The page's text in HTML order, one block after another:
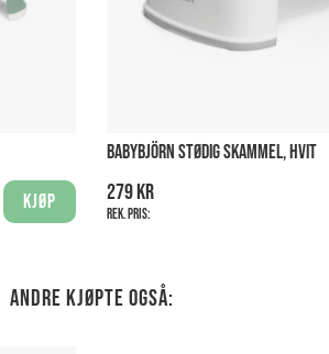
Kjøp
BABYBJÖRN STØDIG SKAMMEL, HVIT
279 kr
Rek. pris:
Andre kjøpte også: